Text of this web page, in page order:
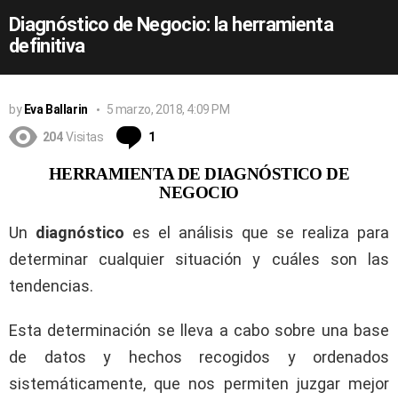
Diagnóstico de Negocio: la herramienta
definitiva
by Eva Ballarin
5 marzo, 2018, 4:09 PM
204 Visitas 1
HERRAMIENTA DE DIAGNÓSTICO DE
NEGOCIO
Un diagnóstico es el análisis que se realiza para
determinar cualquier situación y cuáles son las
tendencias.
Esta determinación se lleva a cabo sobre una base
de datos y hechos recogidos y ordenados
sistemáticamente, que nos permiten juzgar mejor